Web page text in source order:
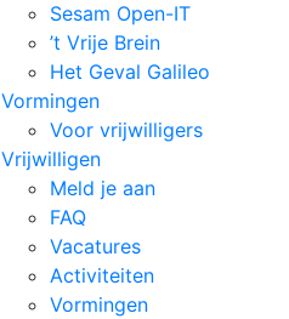
Sesam Open-IT
’t Vrije Brein
Het Geval Galileo
Vormingen
Voor vrijwilligers
Vrijwilligen
Meld je aan
FAQ
Vacatures
Activiteiten
Vormingen